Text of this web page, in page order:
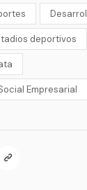
deportivos
Empresarial